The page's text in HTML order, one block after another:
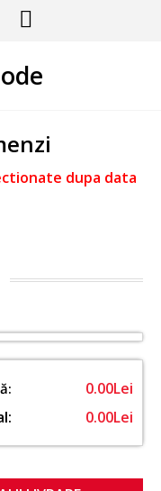
dupa data
0.00Lei
0.00Lei